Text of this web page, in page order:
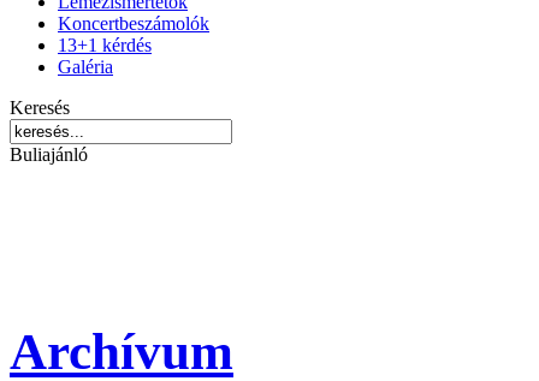
Koncertbeszámolók
13+1 kérdés
Galéria
Keresés
Buliajánló
Archívum